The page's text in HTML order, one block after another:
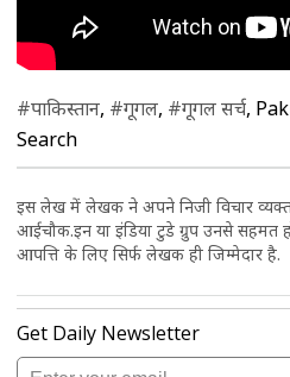
#पाकिस्तान, #गूगल, #गूगल सर्च,
Search
इस लेख में लेखक ने अपने निजी विचार
आईचौक.इन या इंडिया टुडे ग्रुप उनसे
आपत्ति के लिए सिर्फ लेखक ही जिम्मेदार है.